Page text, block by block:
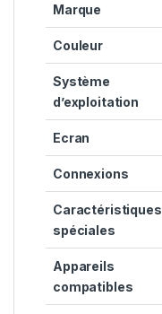
Marque
Couleur
Système
d’exploitation
Ecran
Connexions
Caractéristiques
spéciales
Appareils
compatibles